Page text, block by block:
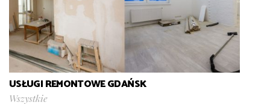
USŁUGI REMONTOWE GDAŃSK
Wszystkie